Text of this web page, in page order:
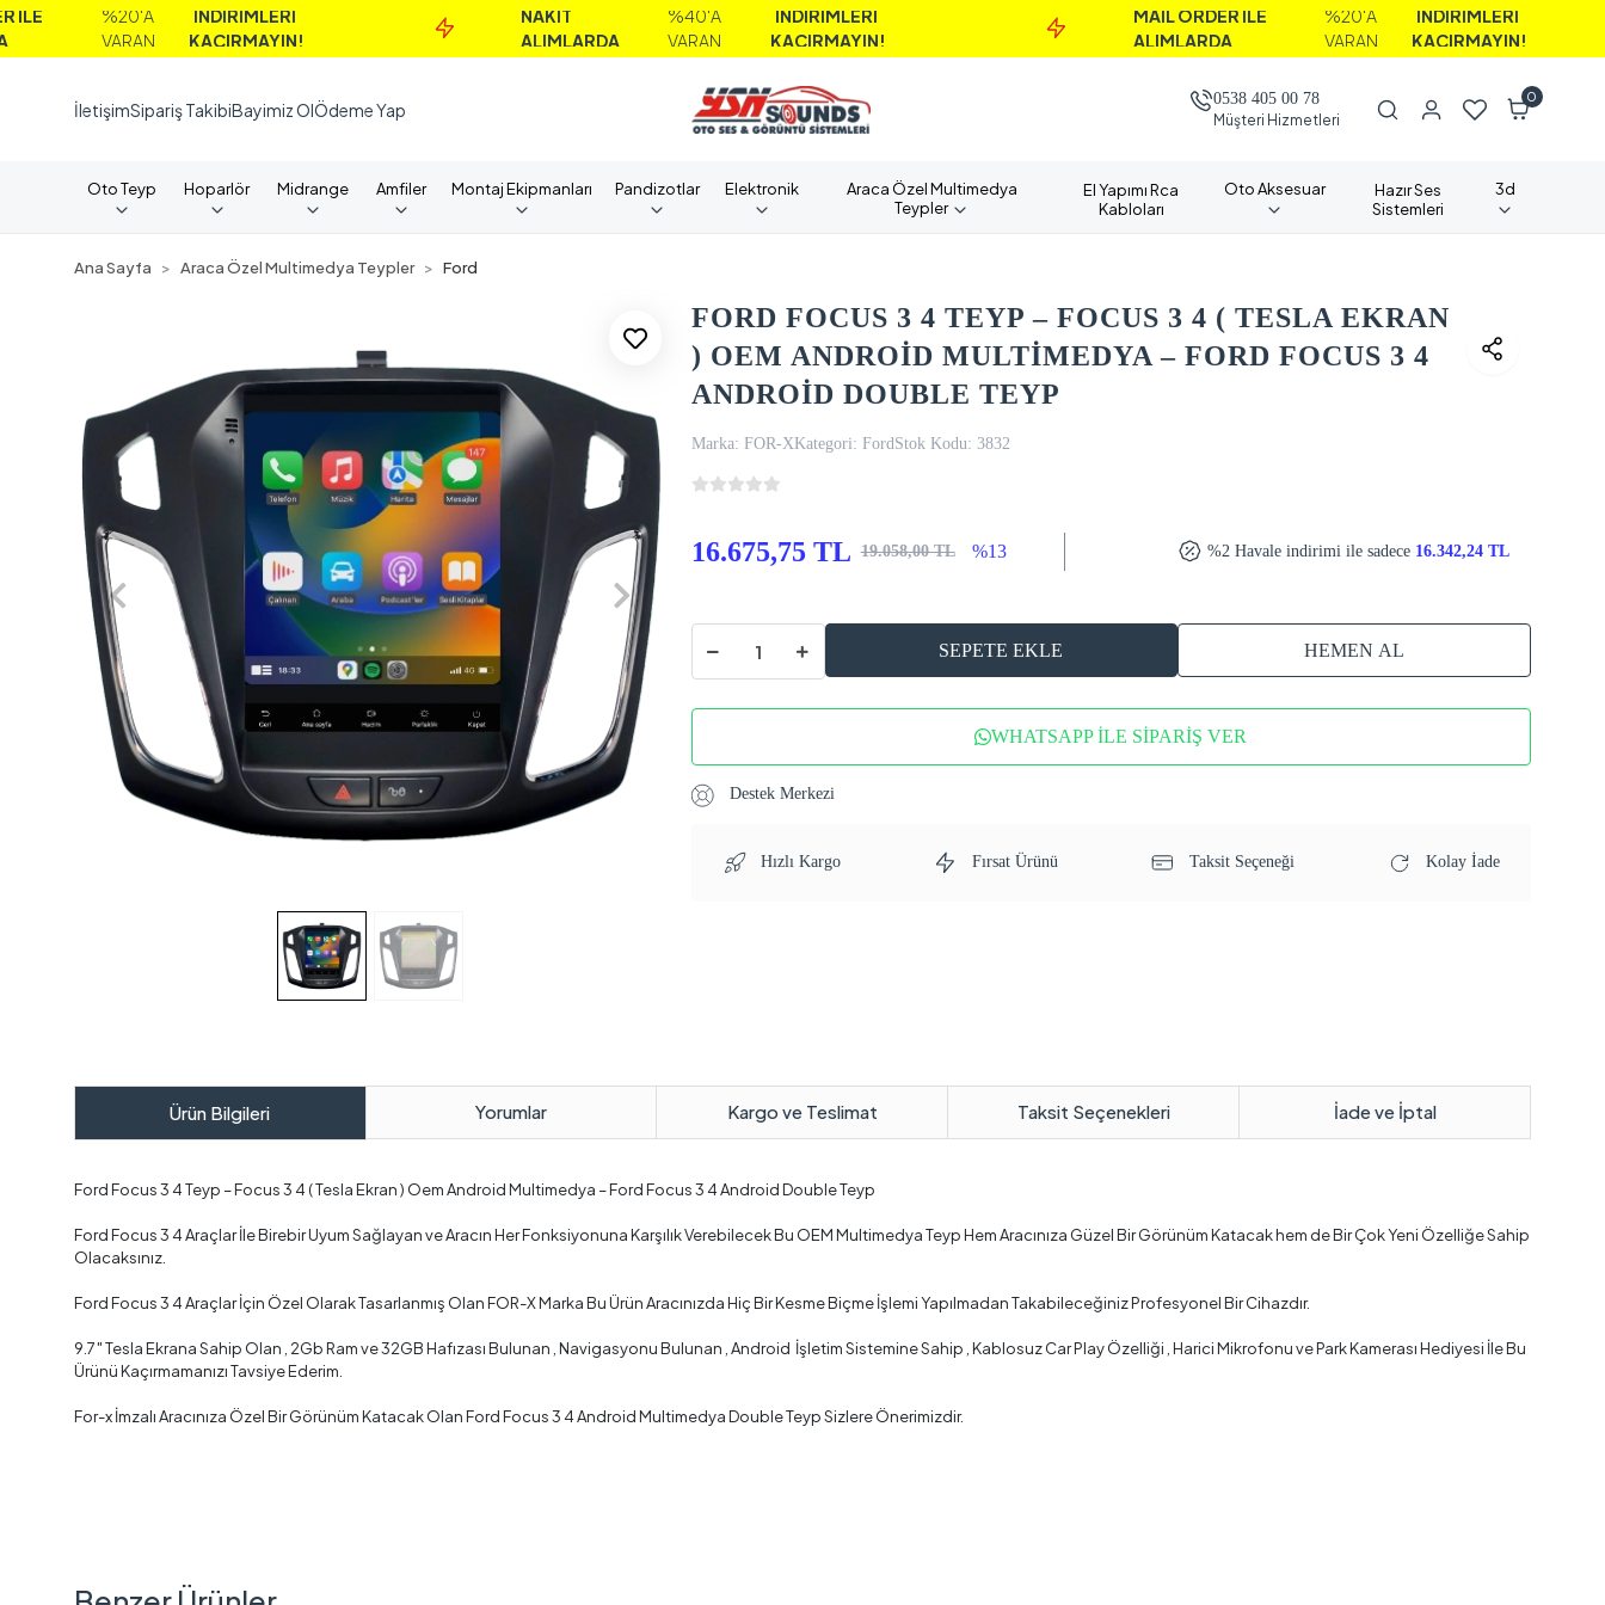
%20'A
İNDİRİMLERİ
KAÇIRMAYIN!
ALIMLARDA
VARAN
İNDİRİMLERİ
KAÇIRMAYIN!
MAİL ORDER İLE
ALIMLARDA
%20'A
İNDİRİMLERİ
KAÇIRMAYIN!
İletişimSipariş TakibiBayimiz OlÖdeme Yap
0538 405 00 78
Müşteri Hizmetleri
0
Oto Teyp Hoparlör Midrange Amfiler Montaj Ekipmanları Pandizotlar Elektronik
Araca Özel Multimedya
Teypler
El Yapımı Rca
Kabloları
Oto Aksesuar
Hazır Ses
Sistemleri
3d
Ana Sayfa Araca Özel Multimedya Teypler Ford
FORD FOCUS 3 4 TEYP – FOCUS 3 4 ( TESLA EKRAN
) OEM ANDROİD MULTİMEDYA – FORD FOCUS 3 4
ANDROİD DOUBLE TEYP
Marka: FOR-XKategori: FordStok Kodu: 3832
16.675,75 TL 19.058,00 TL %13 %2 Havale indirimi ile sadece 16.342,24 TL
SEPETE EKLE HEMEN AL
WHATSAPP İLE SİPARİŞ VER
Destek Merkezi
Hızlı Kargo Fırsat Ürünü Taksit Seçeneği Kolay İade
Ürün Bilgileri Yorumlar Kargo ve Teslimat Taksit Seçenekleri İade ve İptal
Ford Focus 3 4 Teyp – Focus 3 4 ( Tesla Ekran ) Oem Android Multimedya – Ford Focus 3 4 Android Double Teyp
Ford Focus 3 4 Araçlar İle Birebir Uyum Sağlayan ve Aracın Her Fonksiyonuna Karşılık Verebilecek Bu OEM Multimedya Teyp Hem Aracınıza Güzel Bir Görünüm Katacak hem de Bir Çok Yeni Özelliğe Sahip
Olacaksınız.
Ford Focus 3 4 Araçlar İçin Özel Olarak Tasarlanmış Olan FOR-X Marka Bu Ürün Aracınızda Hiç Bir Kesme Biçme İşlemi Yapılmadan Takabileceğiniz Profesyonel Bir Cihazdır.
9.7″ Tesla Ekrana Sahip Olan , 2Gb Ram ve 32GB Hafızası Bulunan , Navigasyonu Bulunan , Android İşletim Sistemine Sahip , Kablosuz Car Play Özelliği , Harici Mikrofonu ve Park Kamerası Hediyesi İle Bu
Ürünü Kaçırmamanızı Tavsiye Ederim.
For-x İmzalı Aracınıza Özel Bir Görünüm Katacak Olan Ford Focus 3 4 Android Multimedya Double Teyp Sizlere Önerimizdir.